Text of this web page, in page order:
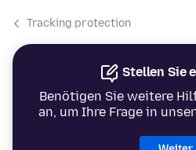
Tracking protection
Stellen Sie
Benötigen Sie weitere
an, um Ihre Frage in